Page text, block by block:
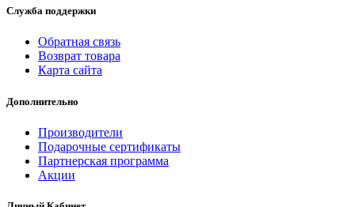
Служба поддержки
Обратная связь
Возврат товара
Карта сайта
Дополнительно
Производители
Подарочные сертификаты
Партнерская программа
Акции